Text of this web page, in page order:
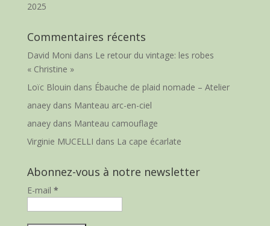
2025
Commentaires récents
David Moni dans Le retour du vintage: les robes
« Christine »
Loïc Blouin dans Ébauche de plaid nomade – Atelier
anaeydans Manteau arc-en-ciel
anaeydans Manteau camouflage
Virginie MUCELLI dans La cape écarlate
Abonnez-vous à notre newsletter
E-mail *